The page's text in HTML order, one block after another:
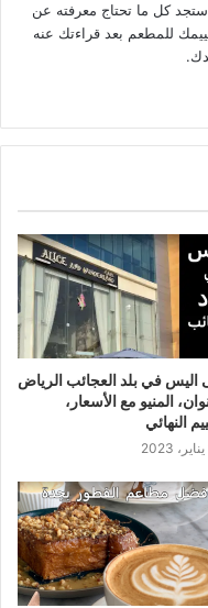
كل ما تحتاج معرفته عن
للمطعم بعد قراءتك عنه
اليس في بلد العجائب الرياض
المنيو مع الأسعار،
النهائي